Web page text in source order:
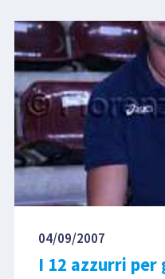
04/09/2007
I 12 azzurri per